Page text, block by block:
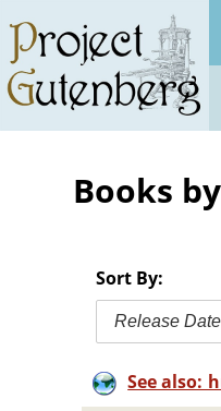
main
content
Books
Sort By:
Release Date
See also: